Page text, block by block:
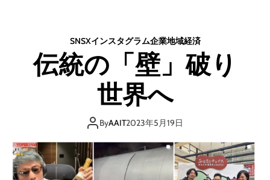
SNSXインスタグラム企業地域経済
伝統の「壁」破り
世界へ
ByAAIT2023年5月19日